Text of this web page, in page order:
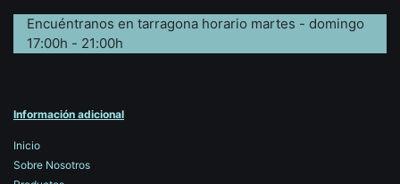
Encuéntranos en tarragona horario martes - domingo
17:00h - 21:00h
Información adicional
Inicio
Sobre Nosotros